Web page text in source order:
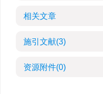
相关文章
施引文献(3)
资源附件(0)